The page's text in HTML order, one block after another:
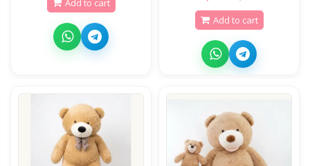
Add to cart
Add to cart